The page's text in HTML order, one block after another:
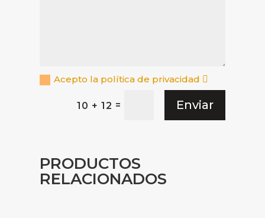
Acepto la política de privacidad
10 + 12 = Enviar
PRODUCTOS
RELACIONADOS